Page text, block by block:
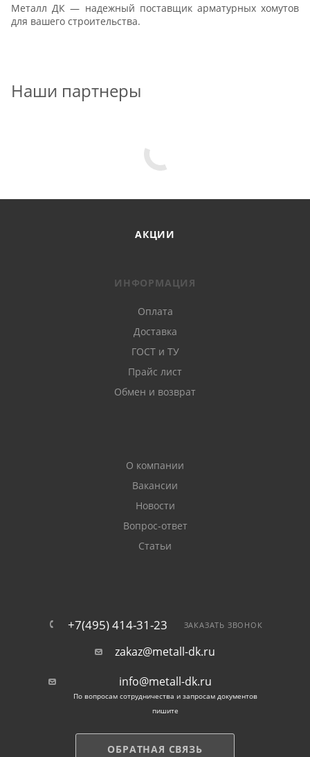
Металл ДК — надежный поставщик арматурных хомутов
для вашего строительства.
Наши партнеры
АКЦИИ
ИНФОРМАЦИЯ
Оплата
Доставка
ГОСТ и ТУ
Прайс лист
Обмен и возврат
О компании
Вакансии
Новости
Вопрос-ответ
Статьи
+7(495) 414-31-23 ЗАКАЗАТЬ ЗВОНОК
zakaz@metall-dk.ru
info@metall-dk.ru
По вопросам сотрудничества и запросам документов
пишите
ОБРАТНАЯ СВЯЗЬ